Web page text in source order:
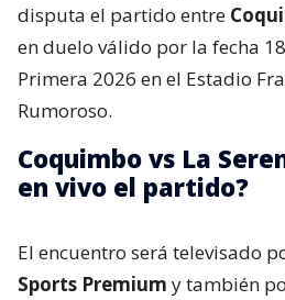
disputa el partido entre
en duelo válido por la fecha
Primera 2026 en el Estadio
Rumoroso.
Coquimbo vs La
en vivo el partido?
El encuentro será televisado
Sports Premium y también